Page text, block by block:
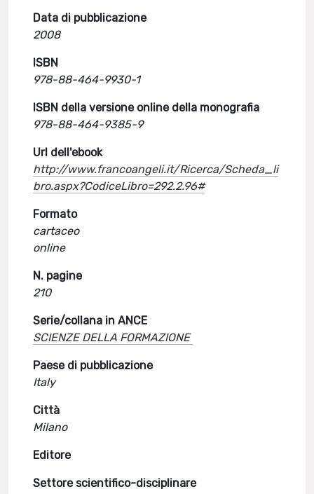
Data di pubblicazione
2008
ISBN
978-88-464-9930-1
ISBN della versione online della monografia
978-88-464-9385-9
Url dell'ebook
http://www.francoangeli.it/Ricerca/Scheda_li
bro.aspx?CodiceLibro=292.2.96#
Formato
cartaceo
online
N. pagine
210
Serie/collana in ANCE
SCIENZE DELLA FORMAZIONE
Paese di pubblicazione
Italy
Città
Milano
Editore
Settore scientifico-disciplinare